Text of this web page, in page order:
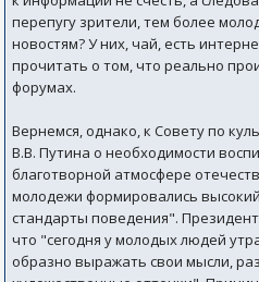
перепугу зрители, тем более
новостям? У них, чай, есть
прочитать о том, что реально
форумах.
Вернемся, однако, к Совету по
В.В. Путина о необходимости
благотворной атмосфере
молодежи формировались
стандарты поведения".
что "сегодня у молодых людей
образно выражать свои мысли,